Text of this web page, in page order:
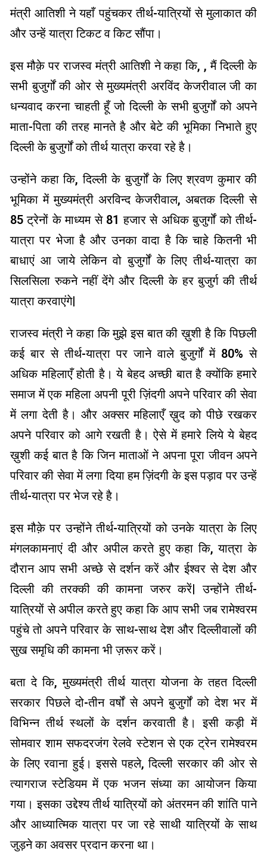
मंत्री आतिशी ने यहाँ पहुंचकर तीर्थ-यात्रियों से मुलाकात की
और उन्हें यात्रा टिकट व किट सौंपा।
इस मौक़े पर राजस्व मंत्री आतिशी ने कहा कि, , मैं दिल्ली के
सभी बुजुर्गों की ओर से मुख्यमंत्री अरविंद केजरीवाल जी का
धन्यवाद करना चाहती हूँ जो दिल्ली के सभी बुजुर्गों को अपने
माता-पिता की तरह मानते है और बेटे की भूमिका निभाते हुए
दिल्ली के बुजुर्गों को तीर्थ यात्रा करवा रहे है।
उन्होंने कहा कि, दिल्ली के बुजुर्गों के लिए श्रवण कुमार की
भूमिका में मुख्यमंत्री अरविन्द केजरीवाल, अबतक दिल्ली से
85 ट्रेनों के माध्यम से 81 हजार से अधिक बुजुर्गों को तीर्थ-
यात्रा पर भेजा है और उनका वादा है कि चाहे कितनी भी
बाधाएं आ जाये लेकिन वो बुजुर्गों के लिए तीर्थ-यात्रा का
सिलसिला रुकने नहीं देंगे और दिल्ली के हर बुजुर्ग की तीर्थ
यात्रा करवाएंगे|
राजस्व मंत्री ने कहा कि मुझे इस बात की ख़ुशी है कि पिछली
कई बार से तीर्थ-यात्रा पर जाने वाले बुजुर्गों में 80% से
अधिक महिलाएँ होती है। ये बेहद अच्छी बात है क्योंकि हमारे
समाज में एक महिला अपनी पूरी ज़िंदगी अपने परिवार की सेवा
में लगा देती है। और अक्सर महिलाएँ ख़ुद को पीछे रखकर
अपने परिवार को आगे रखती है। ऐसे में हमारे लिये ये बेहद
ख़ुशी कई बात है कि जिन माताओं ने अपना पूरा जीवन अपने
परिवार की सेवा में लगा दिया हम ज़िंदगी के इस पड़ाव पर उन्हें
तीर्थ-यात्रा पर भेज रहे है।
इस मौक़े पर उन्होंने तीर्थ-यात्रियों को उनके यात्रा के लिए
मंगलकामनाएं दी और अपील करते हुए कहा कि, यात्रा के
दौरान आप सभी अच्छे से दर्शन करें और ईश्वर से देश और
दिल्ली की तरक्की की कामना जरुर करें| उन्होंने तीर्थ-
यात्रियों से अपील करते हुए कहा कि आप सभी जब रामेश्वरम
पहुंचे तो अपने परिवार के साथ-साथ देश और दिल्लीवालों की
सुख समृधि की कामना भी ज़रूर करें।
बता दे कि, मुख्यमंत्री तीर्थ यात्रा योजना के तहत दिल्ली
सरकार पिछले दो-तीन वर्षों से अपने बुजुर्गों को देश भर में
विभिन्न तीर्थ स्थलों के दर्शन करवाती है। इसी कड़ी में
सोमवार शाम सफदरजंग रेलवे स्टेशन से एक ट्रेन रामेश्वरम
के लिए रवाना हुई। इससे पहले, दिल्ली सरकार की ओर से
त्यागराज स्टेडियम में एक भजन संध्या का आयोजन किया
गया। इसका उद्देश्य तीर्थ यात्रियों को अंतरमन की शांति पाने
और आध्यात्मिक यात्रा पर जा रहे साथी यात्रियों के साथ
जुड़ने का अवसर प्रदान करना था।